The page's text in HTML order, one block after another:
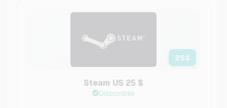
25$
Steam US 25 $
Disponibile